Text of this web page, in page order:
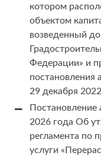
котором
объектом
возведенный
Федерации» и
29 декабря
2026 года Об
регламента по
услуги